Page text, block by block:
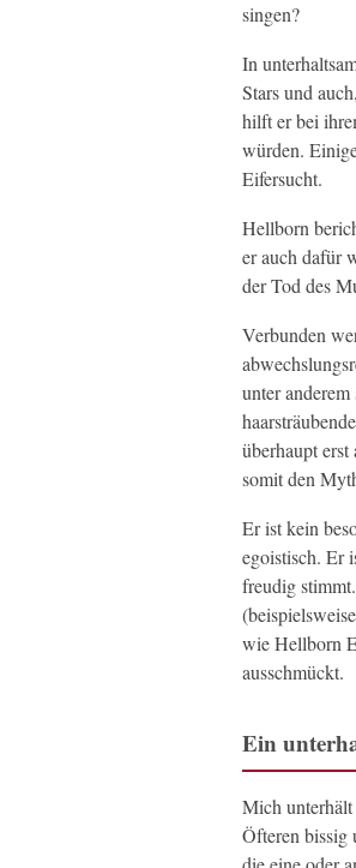
singen?
In
Stars und
hilft er bei
würden.
Eifersucht.
Hellborn
er auch dafür
der Tod des
Verbunden
unter
überhaupt
somit den
Er ist kein
egoistisch. Er
freudig
wie Hellborn
ausschmückt.
Ein
Mich
Öfteren bissig